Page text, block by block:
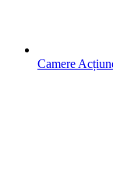
Camere